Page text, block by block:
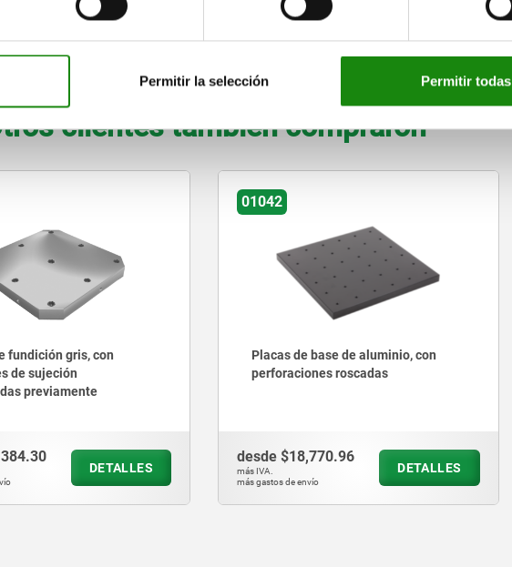
Permitir la selección Permitir todas
90 20 M10
clientes también compraron
fundición gris, con
de sujeción
previamente
DETALLES
01042
Placas de base de aluminio, con
perforaciones roscadas
desde $18,770.96
más IVA.
más gastos de envío
DETALLES